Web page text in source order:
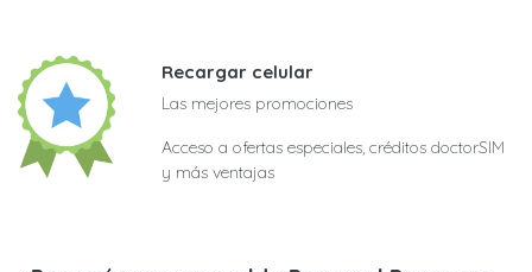
Recargar celular
Las mejores promociones
Acceso a ofertas especiales, créditos doctorSIM
y más ventajas